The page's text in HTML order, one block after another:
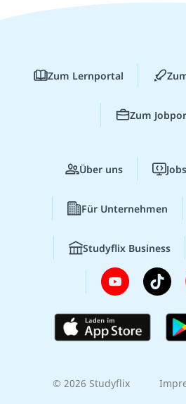
Zum Lernportal
Zum
Über uns
Für Unternehmen
Studyflix Business
© 2026 Studyflix